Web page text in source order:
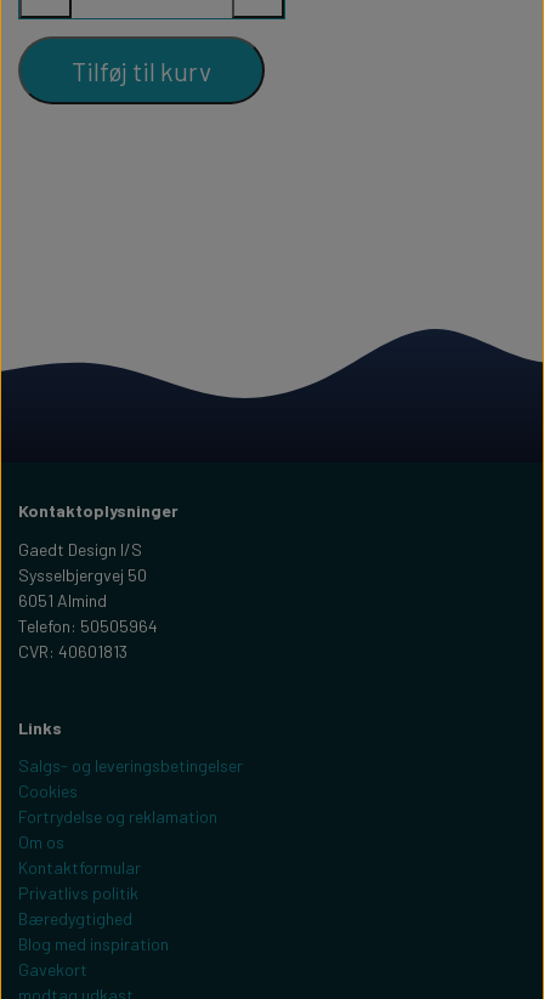
Tilføj til kurv
Kontaktoplysninger
Gaedt Design I/S
Sysselbjergvej 50
6051 Almind
Telefon: 50505964
CVR: 40601813
Links
Salgs- og leveringsbetingelser
Cookies
Fortrydelse og reklamation
Om os
Kontaktformular
Privatlivs politik
Bæredygtighed
Blog med inspiration
Gavekort